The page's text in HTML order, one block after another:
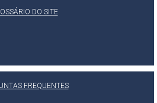
DO SITE
FREQUENTES